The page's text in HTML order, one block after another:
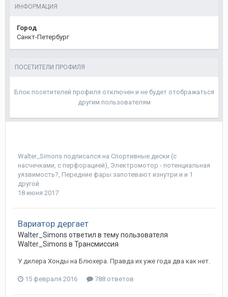
ИНФОРМАЦИЯ
Город
Санкт-Петербург
ПОСЕТИТЕЛИ ПРОФИЛЯ
Блок посетителей профиля отключен и не будет отображаться
другим пользователям
Walter_Simons подписался на Спортивные диски (с
насчечками, с перфорацией), Электромотор - потенциальная
уязвимость?, Передние фары запотевают изнутри и и 1
другой
18 июня 2017
Вариатор дергает
Walter_Simons ответил в тему пользователя
Walter_Simons в Трансмиссия
У дилера Хонды на Блюхера. Правда их уже года два как нет.
15 февраля 2016 788 ответов